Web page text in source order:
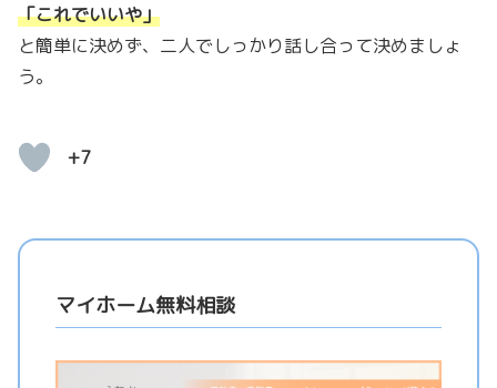
「これでいいや」
と簡単に決めず、二人でしっかり話し合って決めましょ
う。
+7
マイホーム無料相談